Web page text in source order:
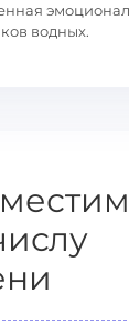
водных.